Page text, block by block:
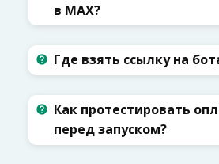
в MAX?
Где взять ссылку на
Как протестировать
перед запуском?